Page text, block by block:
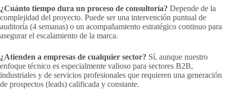
¿Cuánto tiempo dura un proceso de consultoría? Depende de la
complejidad del proyecto. Puede ser una intervención puntual de
auditoría (4 semanas) o un acompañamiento estratégico continuo para
asegurar el escalamiento de la marca.
¿Atienden a empresas de cualquier sector? Sí, aunque nuestro
enfoque técnico es especialmente valioso para sectores B2B,
industriales y de servicios profesionales que requieren una generación
de prospectos (leads) calificada y constante.